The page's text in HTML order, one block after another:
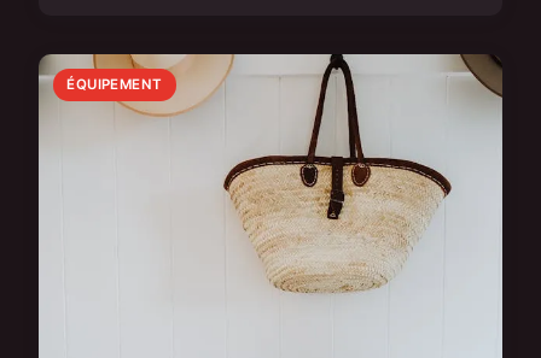
ÉQUIPEMENT